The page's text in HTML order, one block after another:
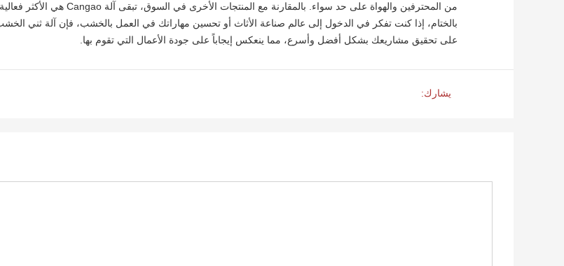
من المحترفين والهواة على حد سواء. بالمقارنة مع المنتجات الأخرى في السوق، تبقى آلة Cangao هي الأكثر فعالية وتلبية لاحتياجات المستخدم.
على تحقيق مشاريعك بشكل أفضل وأسرع، مما ينعكس إيجاباً على جودة الأعمال التي تقوم بها.
يشارك: